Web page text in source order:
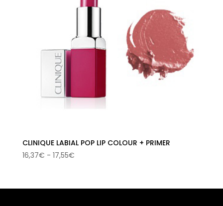
CLINIQUE LABIAL POP LIP COLOUR + PRIMER
16,37€ - 17,55€Rango
desde